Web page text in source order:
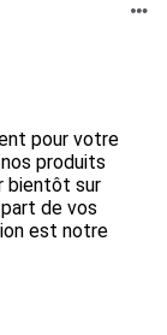
pour votre
produits
bientôt sur
de vos
est notre